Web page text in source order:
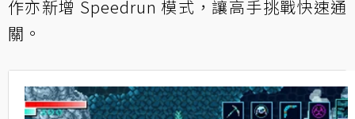
作亦新增 Speedrun 模式，讓高手挑戰快速通
關。